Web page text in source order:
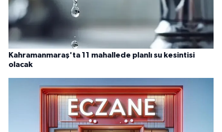
Kahramanmaraş'ta 11 mahallede planlı su kesintisi
olacak